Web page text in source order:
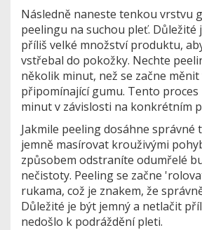
Následně naneste tenkou vrstvu
peelingu na suchou pleť. Důležité
příliš velké množství produktu,
vstřebal do pokožky. Nechte
několik minut, než se začne
připomínající gumu. Tento proces
minut v závislosti na konkrétním
Jakmile peeling dosáhne správné
jemně masírovat krouživými
způsobem odstraníte odumřelé
nečistoty. Peeling se začne
rukama, což je znakem, že
Důležité je být jemný a netlačit
nedošlo k podráždění pleti.